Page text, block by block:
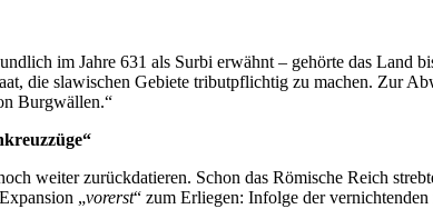
im Jahre 631 als Surbi erwähnt – gehörte das
die slawischen Gebiete tributpflichtig zu machen. Zur
Burgwällen.“
weiter zurückdatieren. Schon das Römische Reich
„vorerst“ zum Erliegen: Infolge der